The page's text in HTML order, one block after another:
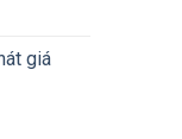
giá